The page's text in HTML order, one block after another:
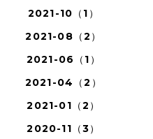
2021-10（1）
2021-08（2）
2021-06（1）
2021-04（2）
2021-01（2）
2020-11（3）